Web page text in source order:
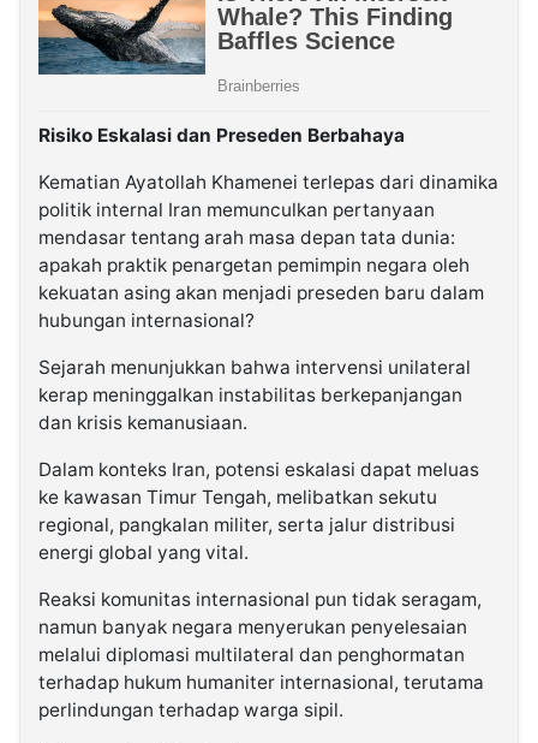
Risiko Eskalasi dan Preseden Berbahaya
Kematian Ayatollah Khamenei terlepas dari dinamika
politik internal Iran memunculkan pertanyaan
mendasar tentang arah masa depan tata dunia:
apakah praktik penargetan pemimpin negara oleh
kekuatan asing akan menjadi preseden baru dalam
hubungan internasional?
Sejarah menunjukkan bahwa intervensi unilateral
kerap meninggalkan instabilitas berkepanjangan
dan krisis kemanusiaan.
Dalam konteks Iran, potensi eskalasi dapat meluas
ke kawasan Timur Tengah, melibatkan sekutu
regional, pangkalan militer, serta jalur distribusi
energi global yang vital.
Reaksi komunitas internasional pun tidak seragam,
namun banyak negara menyerukan penyelesaian
melalui diplomasi multilateral dan penghormatan
terhadap hukum humaniter internasional, terutama
perlindungan terhadap warga sipil.